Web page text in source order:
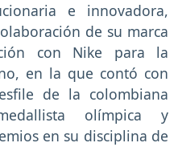
e innovadora,
de su marca
con Nike para la
en la que contó con
de la colombiana
olímpica y
en su disciplina de